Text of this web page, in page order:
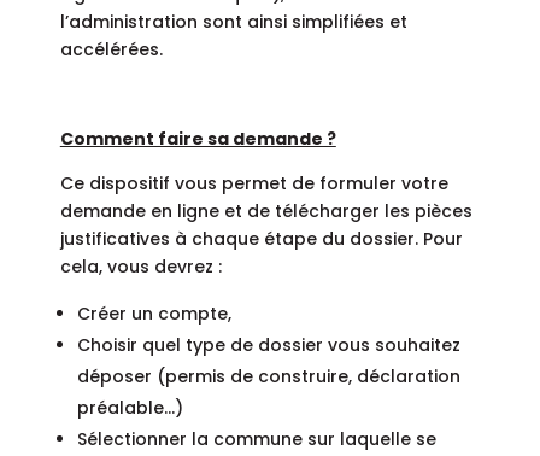
l’administration sont ainsi simplifiées et
accélérées.
Comment faire sa demande ?
Ce dispositif vous permet de formuler votre
demande en ligne et de télécharger les pièces
justificatives à chaque étape du dossier. Pour
cela, vous devrez :
Créer un compte,
Choisir quel type de dossier vous souhaitez
déposer (permis de construire, déclaration
préalable…)
Sélectionner la commune sur laquelle se